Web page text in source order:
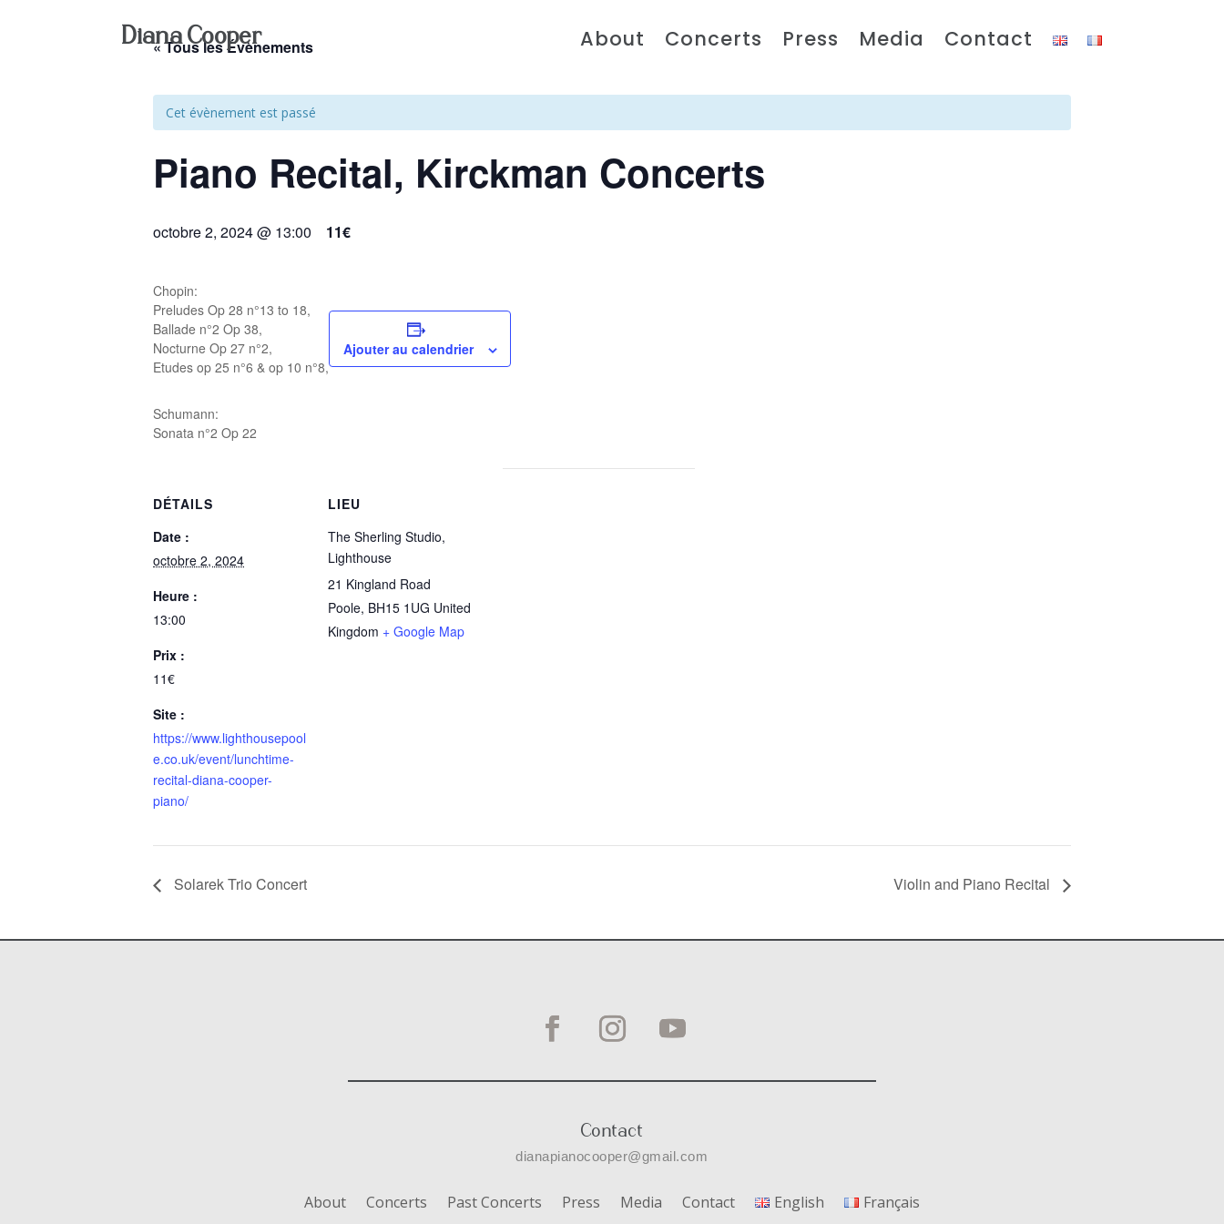
Diana Cooper About Concerts Press Media Contact
« Tous les Évènements
Cet évènement est passé
Piano Recital, Kirckman Concerts
octobre 2, 2024 @ 13:00 11€
Chopin:
Preludes Op 28 n°13 to 18,
Ballade n°2 Op 38,
Nocturne Op 27 n°2,
Etudes op 25 n°6 & op 10 n°8,
Schumann:
Sonata n°2 Op 22
Ajouter au calendrier
DÉTAILS
Date :
octobre 2, 2024
Heure :
13:00
Prix :
11€
Site :
https://www.lighthousepool
e.co.uk/event/lunchtime-
recital-diana-cooper-
piano/
LIEU
The Sherling Studio,
Lighthouse
21 Kingland Road
Poole, BH15 1UG United
Kingdom + Google Map
Solarek Trio Concert Violin and Piano Recital
Contact
dianapianocooper@gmail.com
About Concerts Past Concerts Press Media Contact English Français